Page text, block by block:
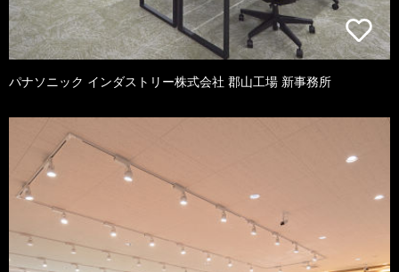
パナソニック インダストリー株式会社 郡山工場 新事務所